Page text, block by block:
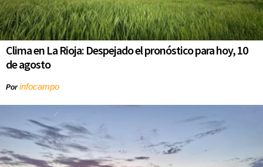
Clima en La Rioja: Despejado el pronóstico para hoy, 10
de agosto
Porinfocampo